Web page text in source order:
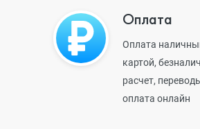
Оплата
Оплата
картой,
расчет,
оплата онлайн